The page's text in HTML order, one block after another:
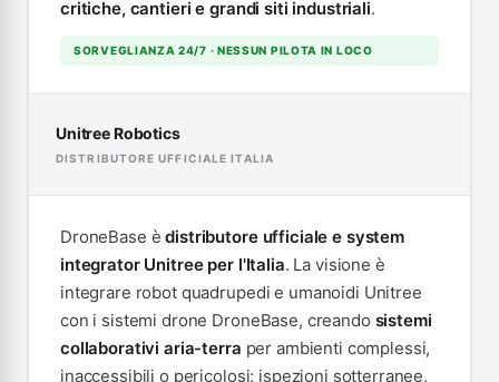
critiche, cantieri e grandi siti industriali.
SORVEGLIANZA 24/7 · NESSUN PILOTA IN LOCO
Unitree Robotics
DISTRIBUTORE UFFICIALE ITALIA
DroneBase èdistributore ufficiale e system
integrator Unitree per l'Italia. La visione è
integrare robot quadrupedi e umanoidi Unitree
con i sistemi drone DroneBase, creando sistemi
collaborativi aria-terra per ambienti complessi,
inaccessibili o pericolosi: ispezioni sotterranee,